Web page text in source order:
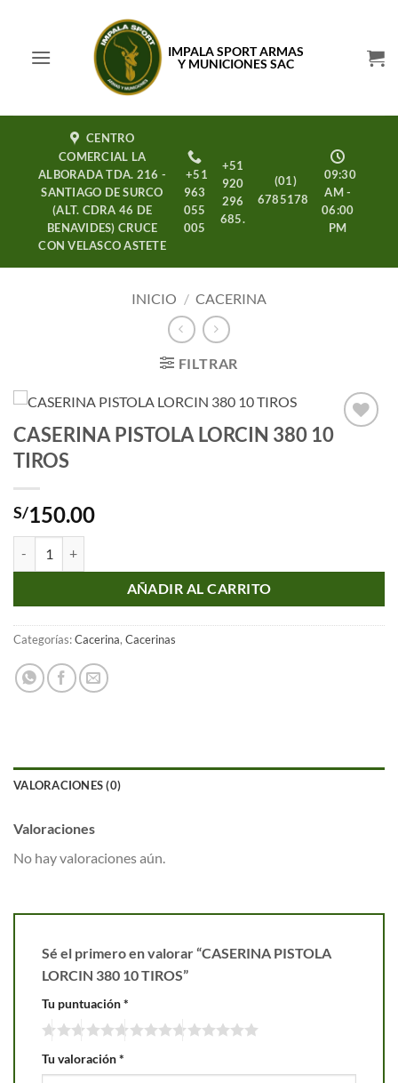
contenido
IMPALA SPORT ARMAS
Y MUNICIONES SAC
CENTRO
COMERCIAL LA
ALBORADA TDA. 216 -
SANTIAGO DE SURCO
(ALT. CDRA 46 DE
BENAVIDES) CRUCE
CON VELASCO ASTETE
09:30
AM -
06:00
PM
+51
963
055
005
+51
920
296
685.
(01)
6785178
INICIO / CACERINA
FILTRAR
CASERINA PISTOLA LORCIN 380 10
TIROS
S/150.00
AÑADIR AL CARRITO
Categorías:Cacerina, Cacerinas
VALORACIONES (0)
Valoraciones
No hay valoraciones aún.
Sé el primero en valorar “CASERINA PISTOLA
LORCIN 380 10 TIROS”
Tu puntuación*
Tu valoración*